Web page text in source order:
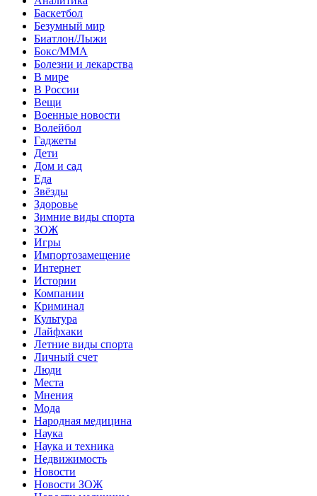
Баскетбол
Безумный мир
Биатлон/Лыжи
Бокс/MMA
Болезни и лекарства
В мире
В России
Вещи
Военные новости
Волейбол
Гаджеты
Дети
Дом и сад
Еда
Звёзды
Здоровье
Зимние виды спорта
ЗОЖ
Игры
Импортозамещение
Интернет
Истории
Компании
Криминал
Культура
Лайфхаки
Летние виды спорта
Личный счет
Люди
Места
Мнения
Мода
Народная медицина
Наука
Наука и техника
Недвижимость
Новости
Новости ЗОЖ